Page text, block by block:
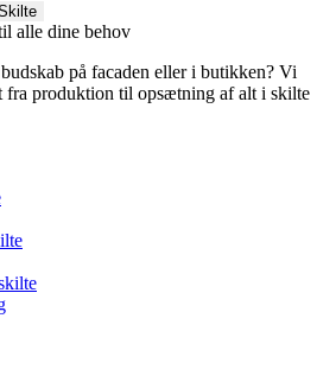
alle dine behov
på facaden eller i butikken? Vi
fra produktion til opsætning af alt i skilte